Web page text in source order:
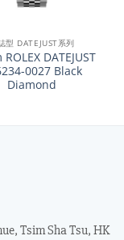
型 DATEJUST系列
DATEJUST
0027 Black
Diamond
Tsim Sha Tsu, HK